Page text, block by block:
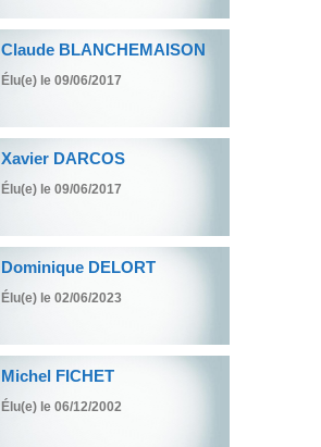
Claude BLANCHEMAISON
Élu(e) le 09/06/2017
Xavier DARCOS
Élu(e) le 09/06/2017
Dominique DELORT
Élu(e) le 02/06/2023
Michel FICHET
Élu(e) le 06/12/2002